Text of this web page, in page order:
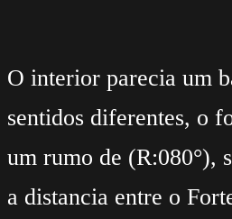
O interior parecia um
sentidos diferentes, o
um rumo de (R:080°),
a distancia entre o